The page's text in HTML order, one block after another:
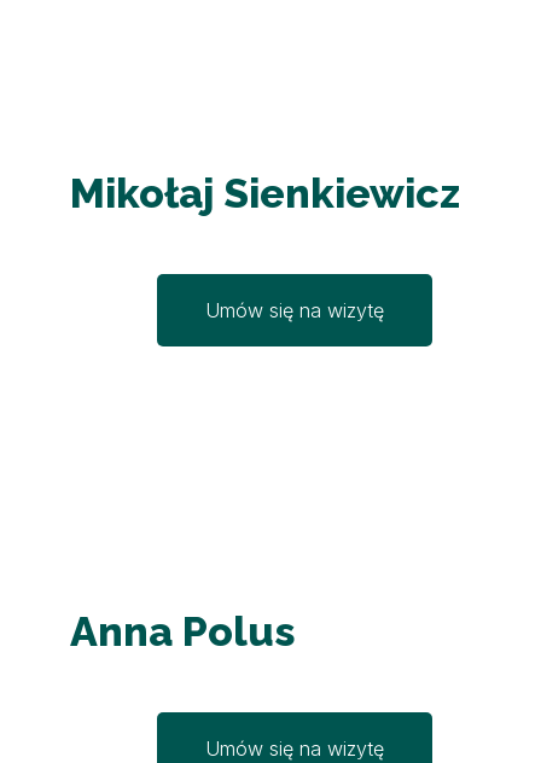
Mikołaj Sienkiewicz
Umów się na wizytę
Anna Polus
Umów się na wizytę